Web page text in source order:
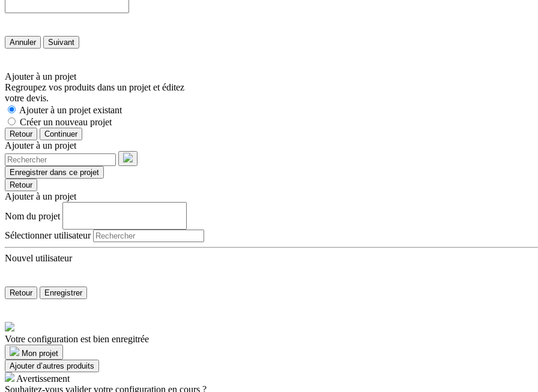
Annuler Suivant
Ajouter à un projet
Regroupez vos produits dans un projet et éditez
votre devis.
Ajouter à un projet existant
Créer un nouveau projet
Retour Continuer
Ajouter à un projet
Enregistrer dans ce projet
Retour
Ajouter à un projet
Nom du projet
Sélectionner utilisateur
Nouvel utilisateur
Retour Enregistrer
Votre configuration est bien enregitrée
Mon projet
Ajouter d’autres produits
Avertissement
Souhaitez-vous valider votre configuration en cours ?